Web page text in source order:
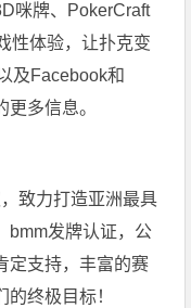
咪牌、PokerCraft
性体验，让扑克变
及Facebook和
多信息。
致力打造亚洲最具
bmm发牌认证，公
定支持，丰富的赛
终极目标！